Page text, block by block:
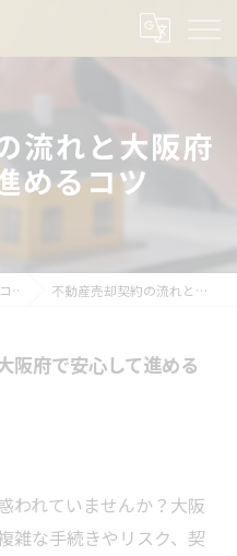
流れと大阪府
めるコツ
コラム 不動産売却契約の流れと大阪府で安心して進めるコツ
阪府で安心して進める
われていませんか？大阪
雑な手続きやリスク、契